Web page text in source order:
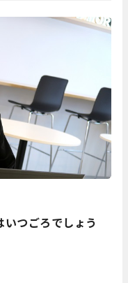
つごろでしょう